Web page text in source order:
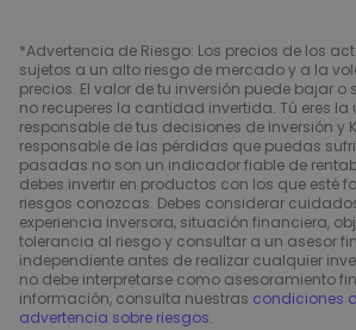
*Advertencia de Riesgo: Los precios de los
sujetos a un alto riesgo de mercado y a la
precios. El valor de tu inversión puede bajar o
no recuperes la cantidad invertida. Tú eres la
responsable de tus decisiones de inversión y
responsable de las pérdidas que puedas
pasadas no son un indicador fiable de
debes invertir en productos con los que esté
riesgos conozcas. Debes considerar
experiencia inversora, situación financiera,
tolerancia al riesgo y consultar a un asesor
independiente antes de realizar cualquier
no debe interpretarse como asesoramiento
información, consulta nuestras condiciones
advertencia sobre riesgos.